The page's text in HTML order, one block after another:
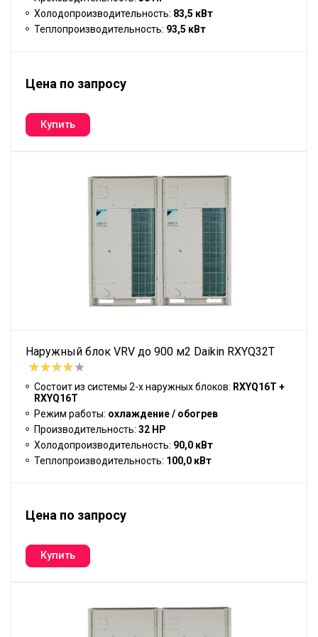
Холодопроизводительность: 83,5 кВт
Теплопроизводительность: 93,5 кВт
Цена по запросу
Наружный блок VRV до 900 м2 Daikin RXYQ32T
Состоит из системы 2-х наружных блоков: RXYQ16T +
RXYQ16T
Режим работы: охлаждение / обогрев
Производительность: 32 HP
Холодопроизводительность: 90,0 кВт
Теплопроизводительность: 100,0 кВт
Цена по запросу